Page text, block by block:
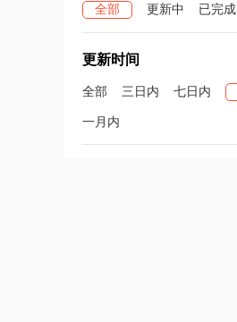
全部 更新中 已完成
更新时间
全部 三日内 七日内
一月内